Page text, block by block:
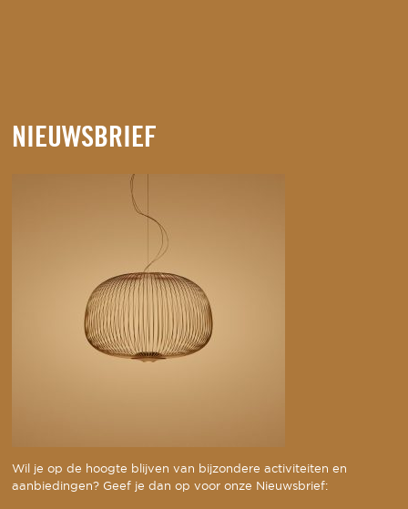
NIEUWSBRIEF
Wil je op de hoogte blijven van bijzondere activiteiten en
aanbiedingen? Geef je dan op voor onze Nieuwsbrief: